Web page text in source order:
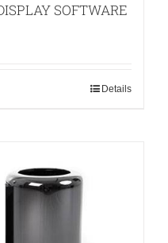
SOFTWARE
Details